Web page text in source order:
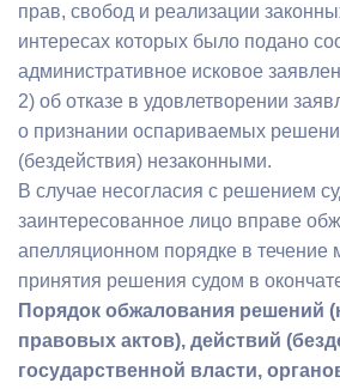
прав, свобод и реализации
интересах которых было подано
административное исковое
2) об отказе в удовлетворении
о признании оспариваемых
(бездействия) незаконными.
В случае несогласия с решением
заинтересованное лицо вправе
апелляционном порядке в течение
принятия решения судом в
Порядок обжалования решений
правовых актов), действий
государственной власти,